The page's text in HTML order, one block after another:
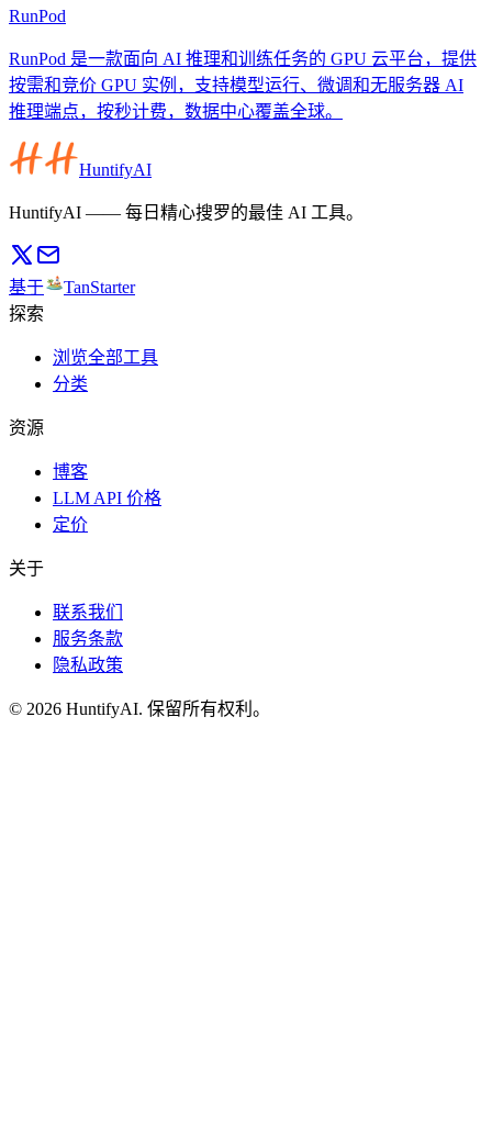
RunPod
RunPod 是一款面向 AI 推理和训练任务的 GPU 云平台，提供
按需和竞价 GPU 实例，支持模型运行、微调和无服务器 AI
推理端点，按秒计费，数据中心覆盖全球。
HuntifyAI
HuntifyAI —— 每日精心搜罗的最佳 AI 工具。
基于
TanStarter
探索
浏览全部工具
分类
资源
博客
LLM API 价格
定价
关于
联系我们
服务条款
隐私政策
© 2026 HuntifyAI. 保留所有权利。